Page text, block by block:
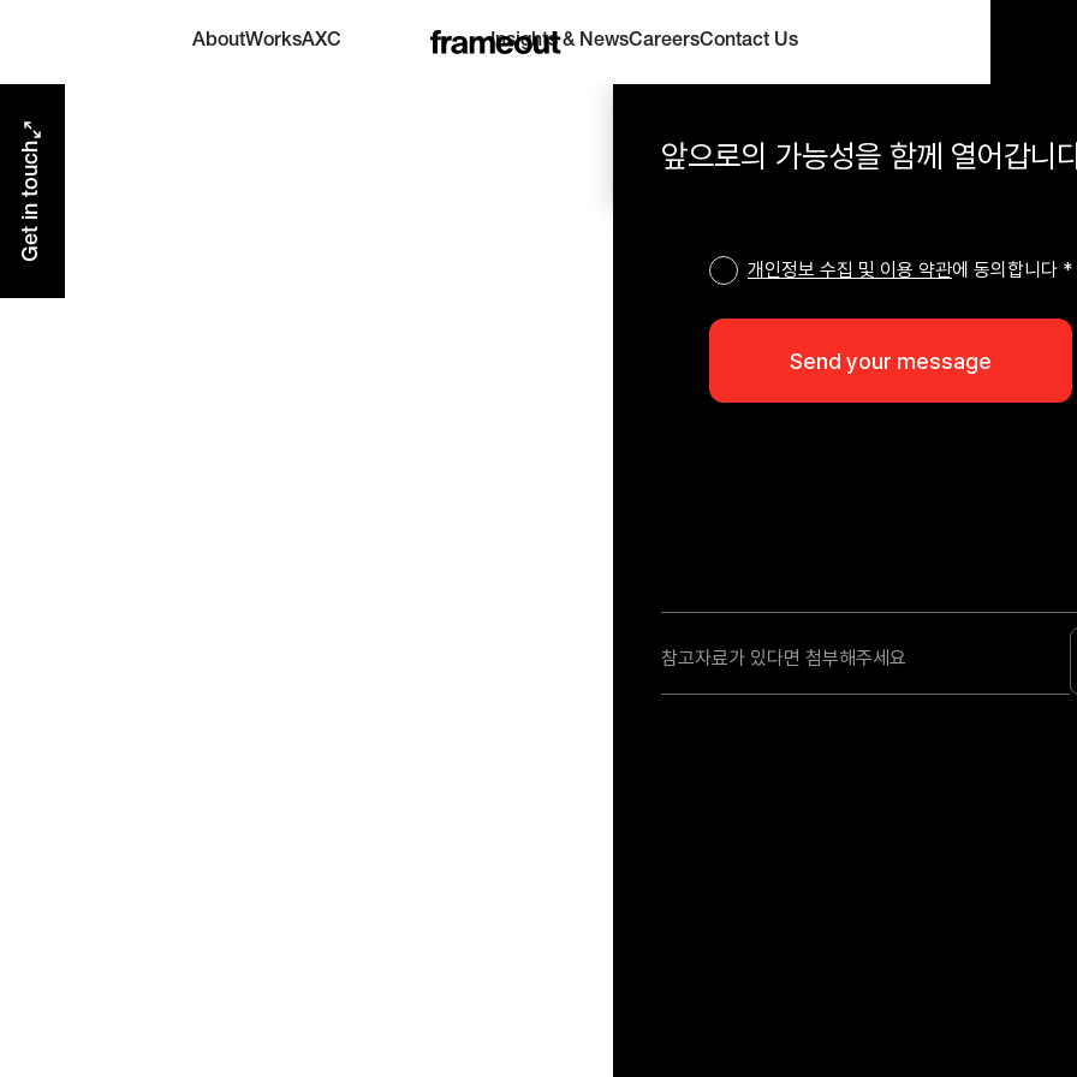
AboutWorksAXC
Insights & NewsCareersContact Us
Get in touch 앞으로의 가능성을 함께 열어갑니
참고자료가 있다면 첨부해주세요
개인정보 수집 및 이용 약관에 동의합니다 *